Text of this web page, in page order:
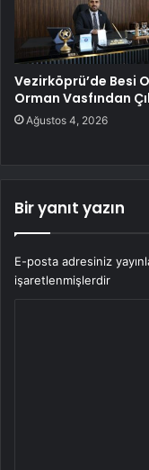
Vezirköprü’de Besi
Orman Vasfından
Ağustos 4, 2026
Bir yanıt yazın
E-posta adresiniz
işaretlenmişlerdir